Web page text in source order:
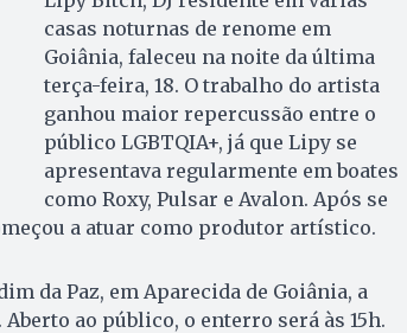
casas noturnas de renome em
Goiânia, faleceu na noite da última
terça-feira, 18. O trabalho do artista
ganhou maior repercussão entre o
público LGBTQIA+, já que Lipy se
apresentava regularmente em boates
como Roxy, Pulsar e Avalon. Após se
a atuar como produtor artístico.
da Paz, em Aparecida de Goiânia, a
ao público, o enterro será às 15h.